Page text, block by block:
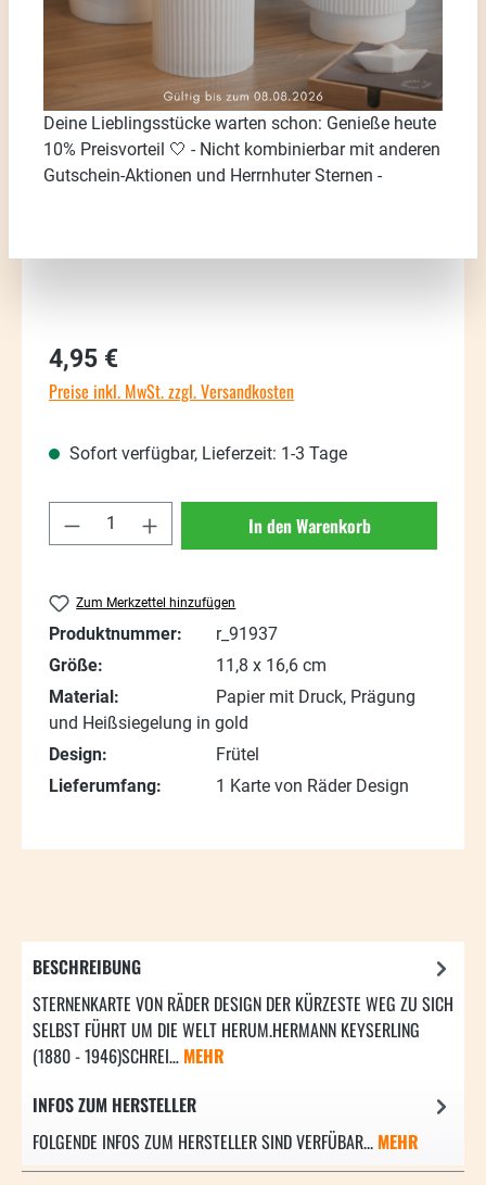
Bildergalerie überspringen
Regulärer Preis:
4,95 €
Preise inkl. MwSt. zzgl. Versandkosten
Sofort verfügbar, Lieferzeit: 1-3 Tage
Produkt Anzahl: Gib den gewünschten
In den Warenkorb
Zum Merkzettel hinzufügen
Produktnummer:
r_91937
Größe:
11,8 x 16,6 cm
Material:
Papier mit Druck, Prägung
und Heißsiegelung in gold
Design:
Frütel
Lieferumfang:
1 Karte von Räder Design
BESCHREIBUNG
STERNENKARTE VON RÄDER DESIGN DER KÜRZESTE WEG ZU SICH
SELBST FÜHRT UM DIE WELT HERUM.HERMANN KEYSERLING
(1880 - 1946)SCHREI… MEHR
INFOS ZUM HERSTELLER
FOLGENDE INFOS ZUM HERSTELLER SIND VERFÜBAR... MEHR
Deine Lieblingsstücke warten schon: Genieße heute
10% Preisvorteil 🤍 - Nicht kombinierbar mit anderen
Gutschein-Aktionen und Herrnhuter Sternen -